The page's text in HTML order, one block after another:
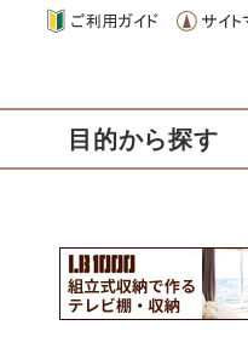
目的から探す